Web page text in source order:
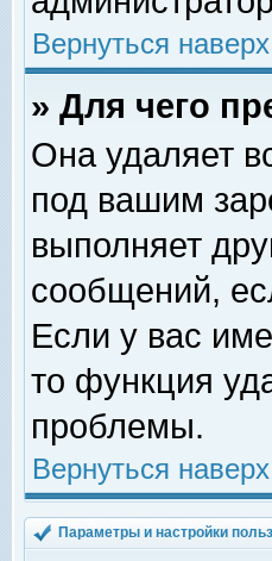
Вернуться наверх
» Для чего
Она удаляет
под вашим
выполняет
сообщений,
Если у вас
то функция
проблемы.
Вернуться наверх
Параметры и настройки